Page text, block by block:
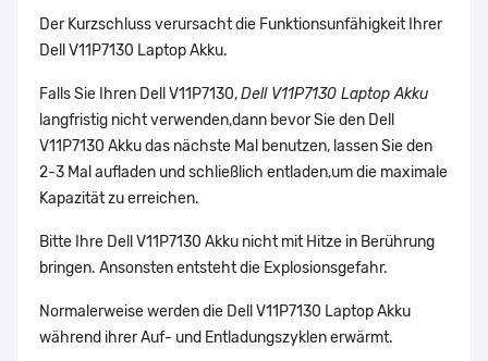
Der Kurzschluss verursacht die Funktionsunfähigkeit Ihrer
Dell V11P7130 Laptop Akku.
Falls Sie Ihren Dell V11P7130,Dell V11P7130 Laptop Akku
langfristig nicht verwenden,dann bevor Sie den Dell
V11P7130 Akku das nächste Mal benutzen, lassen Sie den
2-3 Mal aufladen und schließlich entladen,um die maximale
Kapazität zu erreichen.
Bitte Ihre Dell V11P7130 Akku nicht mit Hitze in Berührung
bringen. Ansonsten entsteht die Explosionsgefahr.
Normalerweise werden die Dell V11P7130 Laptop Akku
während ihrer Auf- und Entladungszyklen erwärmt.